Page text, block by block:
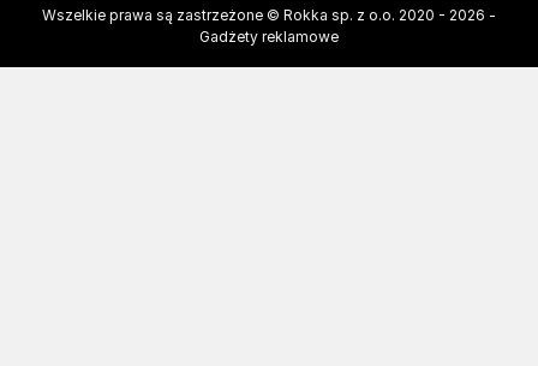
Wszelkie prawa są zastrzeżone © Rokka sp. z o.o. 2020 - 2026 -
Gadżety reklamowe